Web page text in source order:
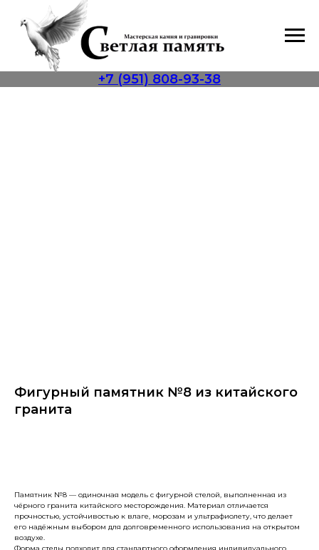
+7 (951) 808-93-38
Фигурный памятник №8 из китайского
гранита
Памятник №8 — одиночная модель с фигурной стелой, выполненная из
чёрного гранита китайского месторождения. Материал отличается
прочностью, устойчивостью к влаге, морозам и ультрафиолету, что делает
его надёжным выбором для долговременного использования на открытом
воздухе.